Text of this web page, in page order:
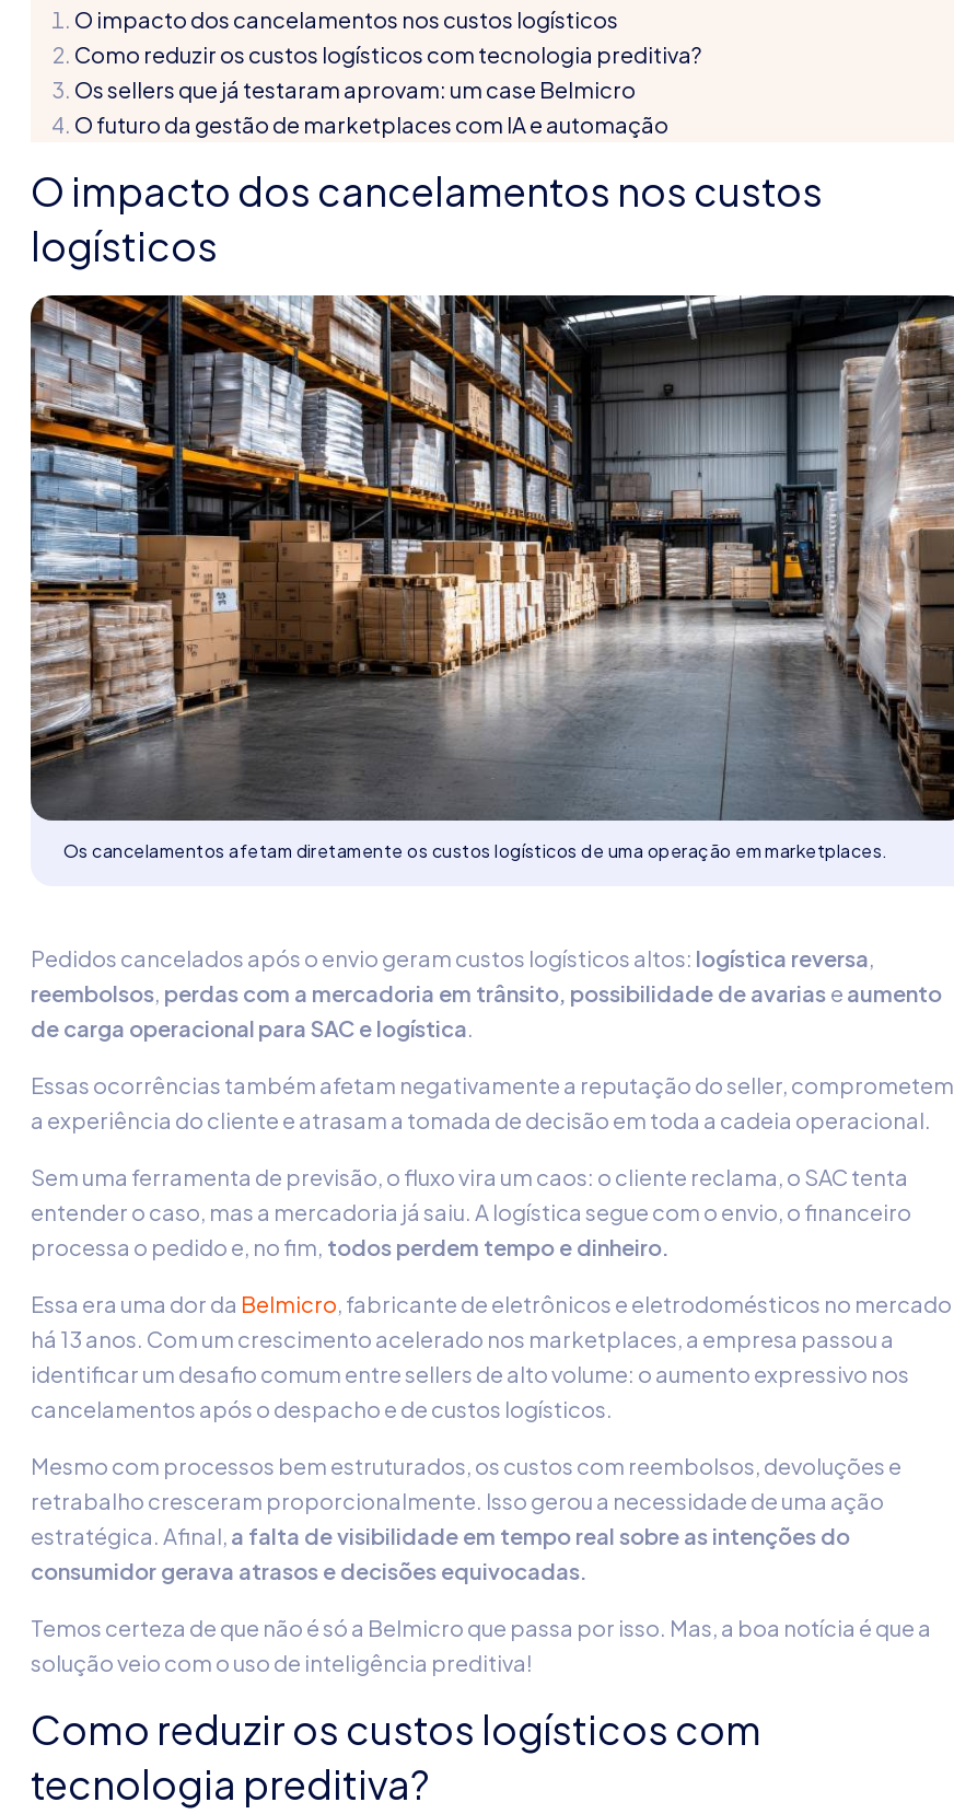
O impacto dos cancelamentos nos custos logísticos
Como reduzir os custos logísticos com tecnologia preditiva?
Os sellers que já testaram aprovam: um case Belmicro
O futuro da gestão de marketplaces com IA e automação
O impacto dos cancelamentos nos custos
logísticos
Os cancelamentos afetam diretamente os custos logísticos de uma operação em marketplaces.
Pedidos cancelados após o envio geram custos logísticos altos: logística reversa
reembolsos perdas com a mercadoria em trânsito, possibilidade de avarias e aumento
de carga operacional para SAC e logística
Essas ocorrências também afetam negativamente a reputação do seller, comprometem
a experiência do cliente e atrasam a tomada de decisão em toda a cadeia operacional.
Sem uma ferramenta de previsão, o fluxo vira um caos: o cliente reclama, o SAC tenta
entender o caso, mas a mercadoria já saiu. A logística segue com o envio, o financeiro
processa o pedido e, no fim, todos perdem tempo e dinheiro.
Essa era uma dor da Belmicro , fabricante de eletrônicos e eletrodomésticos no mercado
há 13 anos. Com um crescimento acelerado nos marketplaces, a empresa passou a
identificar um desafio comum entre sellers de alto volume: o aumento expressivo nos
cancelamentos após o despacho e de custos logísticos.
Mesmo com processos bem estruturados, os custos com reembolsos, devoluções e
retrabalho cresceram proporcionalmente. Isso gerou a necessidade de uma ação
estratégica. Afinal, a falta de visibilidade em tempo real sobre as intenções do
consumidor gerava atrasos e decisões equivocadas.
Temos certeza de que não é só a Belmicro que passa por isso. Mas, a boa notícia é que a
solução veio com o uso de inteligência preditiva!
Como reduzir os custos logísticos com
tecnologia preditiva?